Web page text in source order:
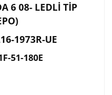
6 08- LEDLİ TİP
1973R-UE
51-180E